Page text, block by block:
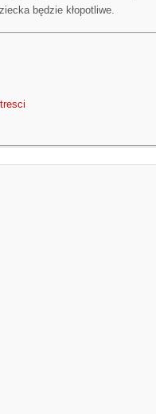
będzie kłopotliwe.